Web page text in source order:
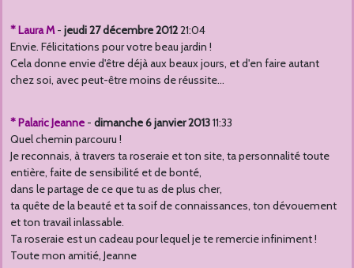
* Laura M- jeudi 27 décembre 201221:04
Envie. Félicitations pour votre beau jardin !
Cela donne envie d'être déjà aux beaux jours, et d'en faire autant
chez soi, avec peut-être moins de réussite...
* Palaric Jeanne - dimanche 6 janvier 201311:33
Quel chemin parcouru !
Je reconnais, à travers ta roseraie et ton site, ta personnalité toute
entière, faite de sensibilité et de bonté,
dans le partage de ce que tu as de plus cher,
ta quête de la beauté et ta soif de connaissances, ton dévouement
et ton travail inlassable.
Ta roseraie est un cadeau pour lequel je te remercie infiniment !
Toute mon amitié, Jeanne